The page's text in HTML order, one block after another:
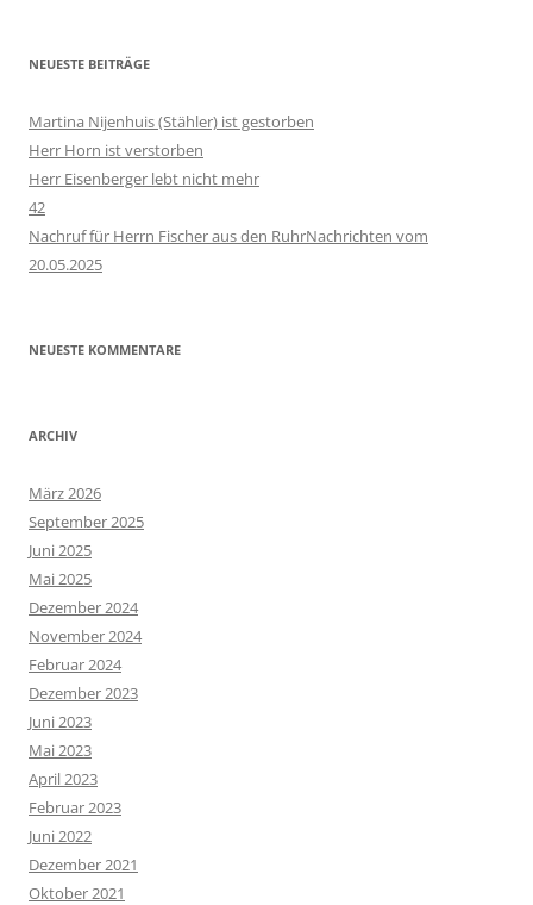
NEUESTE BEITRÄGE
Martina Nijenhuis (Stähler) ist gestorben
Herr Horn ist verstorben
Herr Eisenberger lebt nicht mehr
42
Nachruf für Herrn Fischer aus den RuhrNachrichten vom
20.05.2025
NEUESTE KOMMENTARE
ARCHIV
März 2026
September 2025
Juni 2025
Mai 2025
Dezember 2024
November 2024
Februar 2024
Dezember 2023
Juni 2023
Mai 2023
April 2023
Februar 2023
Juni 2022
Dezember 2021
Oktober 2021